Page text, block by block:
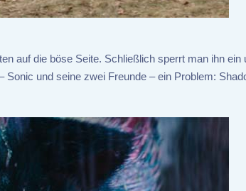
auf die böse Seite. Schließlich sperrt man ihn ein
Sonic und seine zwei Freunde – ein Problem: